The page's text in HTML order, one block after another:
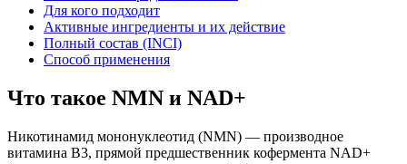
Для кого подходит
Активные ингредиенты и их действие
Полный состав (INCI)
Способ применения
Что такое NMN и NAD+
Никотинамид мононуклеотид (NMN) — производное
витамина B3, прямой предшественник кофермента NAD+